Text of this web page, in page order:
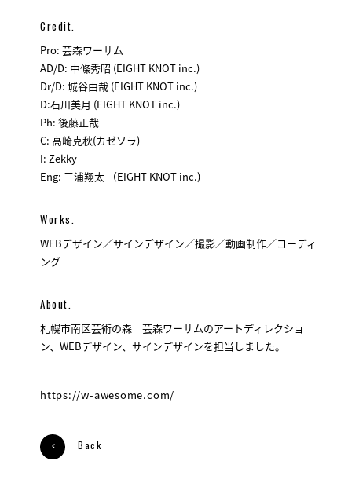
Credit.
Pro: 芸森ワーサム
AD/D: 中條秀昭 (EIGHT KNOT inc.)
Dr/D: 城谷由哉 (EIGHT KNOT inc.)
D:石川美月 (EIGHT KNOT inc.)
Ph: 後藤正哉
C: 高崎克秋(カゼソラ)
I: Zekky
Eng: 三浦翔太 （EIGHT KNOT inc.)
Works.
WEBデザイン／サインデザイン／撮影／動画制作／コーディ
ング
About.
札幌市南区芸術の森 芸森ワーサムのアートディレクショ
ン、WEBデザイン、サインデザインを担当しました。
https://w-awesome.com/
Back